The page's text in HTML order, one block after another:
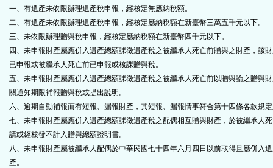
一、有遺產未依限辦理遺產稅申報，經核定無應納稅額。
二、有遺產未依限辦理遺產稅申報，經核定應納稅額在新臺幣三萬五千元以下。
三、未依限辦理贈與稅申報，經核定應納稅額在新臺幣四千元以下。
四、未申報財產屬應併入遺產總額課徵遺產稅之被繼承人死亡前贈與之財產，該
已申報或被繼承人死亡前已申報或核課贈與稅。
五、未申報財產屬應併入遺產總額課徵遺產稅之被繼承人死亡前以贈與論之贈與
關通知期限補報贈與稅或提出說明。
六、逾期自動補報而有短報、漏報財產，其短報、漏報情事符合第十四條各款規
七、未申報財產屬應併入遺產總額課徵遺產稅之配偶相互贈與財產，於被繼承人
請或經核發不計入贈與總額證明書。
八、未申報財產屬被繼承人配偶於中華民國七十四年六月四日以前取得且應併入
產。